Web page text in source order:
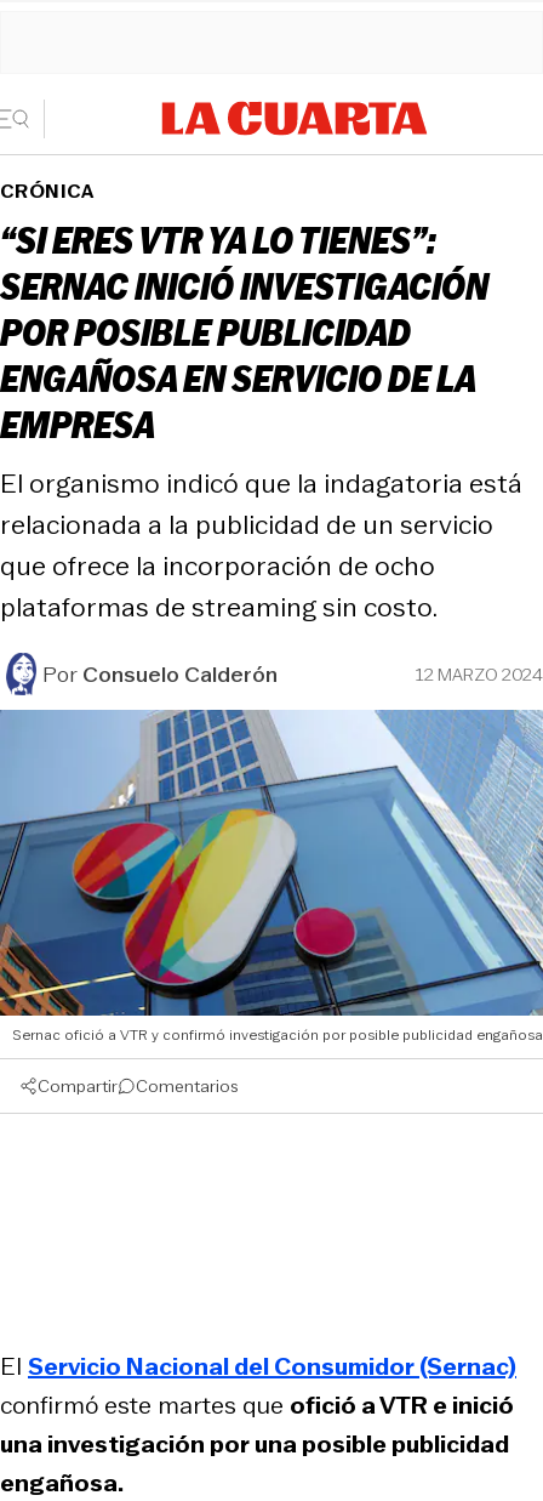
CRÓNICA
“SI ERES VTR YA LO TIENES”:
SERNAC INICIÓ INVESTIGACIÓN
POR POSIBLE PUBLICIDAD
ENGAÑOSA EN SERVICIO DE LA
EMPRESA
El organismo indicó que la indagatoria está
relacionada a la publicidad de un servicio
que ofrece la incorporación de ocho
plataformas de streaming sin costo.
PorConsuelo Calderón 12 MARZO 2024
Sernac ofició a VTR y confirmó investigación por posible publicidad engañosa
Compartir Comentarios
El Servicio Nacional del Consumidor (Sernac)
confirmó este martes que ofició a VTR e inició
una investigación por una posible publicidad
engañosa.